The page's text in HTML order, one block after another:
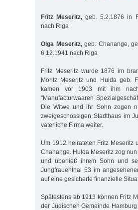
Fritz Meseritz, geb. 5.2.1876 in
nach Riga
Olga Meseritz,geb. Chanange,
6.12.1941 nach Riga
Fritz Meseritz wurde 1876 im
Moritz Meseritz und Hulda geb.
kamen vor 1903 mit ihm
"Manufacturwaaren
Die Witwe und ihr Sohn zogen
zweigeschossigen Stadthaus im
väterliche Firma weiter.
Um 1912 heirateten Fritz Meseritz
Chanange. Hulda Meseritz zog
und überließ ihrem Sohn und
Jungfrauenthal 53 im
auf eine gesicherte finanzielle
Spätestens ab 1913 können Fritz
der Jüdischen Gemeinde